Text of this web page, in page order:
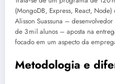
(MongoDB, Express, React,
Alisson Suassuna –
de 3 mil alunos – aposta na
focado em um aspecto da
Metodologia e